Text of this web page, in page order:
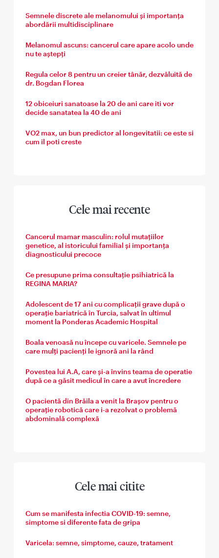
Semnele discrete ale melanomului și importanța
abordării multidisciplinare
Melanomul ascuns: cancerul care apare acolo unde
nu te aștepți
Regula celor 8 pentru un creier tânăr, dezvăluită de
dr. Bogdan Florea
12 obiceiuri sanatoase la 20 de ani care iti vor
decide sanatatea la 40 de ani
VO2 max, un bun predictor al longevitatii: ce este si
cum il poti creste
Cele mai recente
Cancerul mamar masculin: rolul mutațiilor
genetice, al istoricului familial și importanța
diagnosticului precoce
Ce presupune prima consultație psihiatrică la
REGINA MARIA?
Adolescent de 17 ani cu complicații grave după o
operație bariatrică în Turcia, salvat în ultimul
moment la Ponderas Academic Hospital
Boala venoasă nu începe cu varicele. Semnele pe
care mulți pacienți le ignoră ani la rând
Povestea lui A.A, care și-a învins teama de operatie
după ce a găsit medicul în care a avut încredere
O pacientă din Brăila a venit la Brașov pentru o
operație robotică care i-a rezolvat o problemă
abdominală complexă
Cele mai citite
Cum se manifesta infectia COVID-19: semne,
simptome si diferente fata de gripa
Varicela: semne, simptome, cauze, tratament